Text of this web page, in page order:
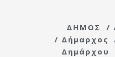
ΔΗΜΟΣ /
/ Δήμαρχος
Δημάρχου